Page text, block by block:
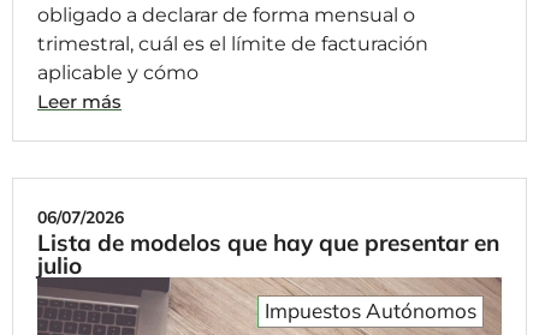
obligado a declarar de forma mensual o
trimestral, cuál es el límite de facturación
aplicable y cómo
Leer más
06/07/2026
Lista de modelos que hay que presentar en
julio
Impuestos Autónomos